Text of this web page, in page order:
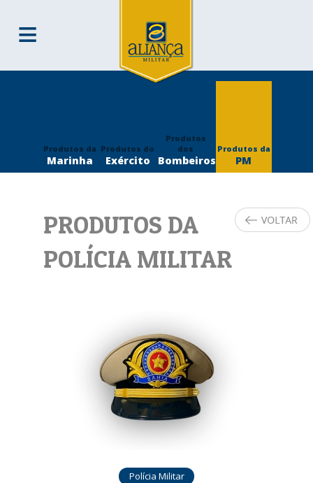
≡
QUEM SOMOS
Produtos da
Marinha
Produtos do
Exército
Produtos
dos
Bombeiros
Produtos da
PM
PRODUTOS DA
POLÍCIA MILITAR
Polícia Militar